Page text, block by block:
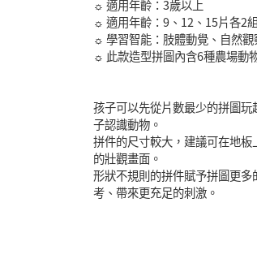
☼ 適用年齡：3歲以上
☼ 適用年齡：9、12、15片各2
☼ 學習智能：肢體動覺、自然
☼ 此款造型拼圖內含6種農場動
孩子可以先從片數最少的拼圖
子認識動物。
拼件的尺寸較大，建議可在地
的壯觀畫面。
形狀不規則的拼件賦予拼圖更
考、帶來更充足的刺激。